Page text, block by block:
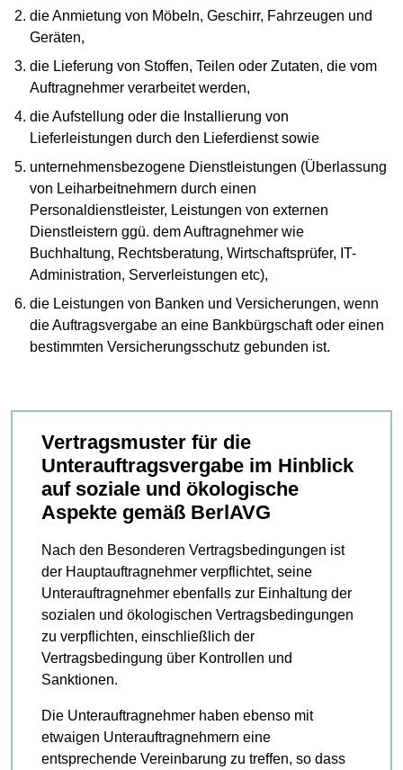
die Anmietung von Möbeln, Geschirr, Fahrzeugen und
Geräten,
die Lieferung von Stoffen, Teilen oder Zutaten, die vom
Auftragnehmer verarbeitet werden,
die Aufstellung oder die Installierung von
Lieferleistungen durch den Lieferdienst sowie
unternehmensbezogene Dienstleistungen (Überlassung
von Leiharbeitnehmern durch einen
Personaldienstleister, Leistungen von externen
Dienstleistern ggü. dem Auftragnehmer wie
Buchhaltung, Rechtsberatung, Wirtschaftsprüfer, IT-
Administration, Serverleistungen etc),
die Leistungen von Banken und Versicherungen, wenn
die Auftragsvergabe an eine Bankbürgschaft oder einen
bestimmten Versicherungsschutz gebunden ist.
Vertragsmuster für die
Unterauftragsvergabe im Hinblick
auf soziale und ökologische
Aspekte gemäß BerlAVG
Nach den Besonderen Vertragsbedingungen ist
der Hauptauftragnehmer verpflichtet, seine
Unterauftragnehmer ebenfalls zur Einhaltung der
sozialen und ökologischen Vertragsbedingungen
zu verpflichten, einschließlich der
Vertragsbedingung über Kontrollen und
Sanktionen.
Die Unterauftragnehmer haben ebenso mit
etwaigen Unterauftragnehmern eine
entsprechende Vereinbarung zu treffen, so dass